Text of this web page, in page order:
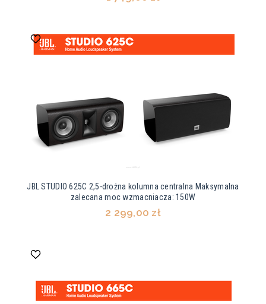
JBL STUDIO 625C 2,5-drożna kolumna centralna Maksymalna
zalecana moc wzmacniacza: 150W
2 299,00 zł